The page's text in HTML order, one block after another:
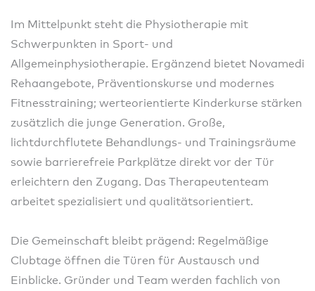
Im Mittelpunkt steht die Physiotherapie mit
Schwerpunkten in Sport- und
Allgemeinphysiotherapie. Ergänzend bietet Novamedi
Rehaangebote, Präventionskurse und modernes
Fitnesstraining; werteorientierte Kinderkurse stärken
zusätzlich die junge Generation. Große,
lichtdurchflutete Behandlungs- und Trainingsräume
sowie barrierefreie Parkplätze direkt vor der Tür
erleichtern den Zugang. Das Therapeutenteam
arbeitet spezialisiert und qualitätsorientiert.
Die Gemeinschaft bleibt prägend: Regelmäßige
Clubtage öffnen die Türen für Austausch und
Einblicke. Gründer und Team werden fachlich von